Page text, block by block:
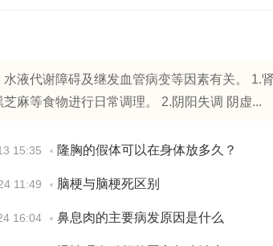
液代谢障碍及继发血管病变等因素有关。 1.
麻等食物进行日常调理。 2.阴阳失调 阴虚...
15:35 隆胸的假体可以在身体放多久？
11:49 脑梗与脑梗死区别
16:04 鼻息肉的主要病发原因是什么